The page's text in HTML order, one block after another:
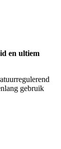
en ultiem
gebruik